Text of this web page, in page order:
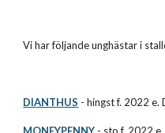
Vi har följande unghästar i
DIANTHUS - hingst f. 2022 e.